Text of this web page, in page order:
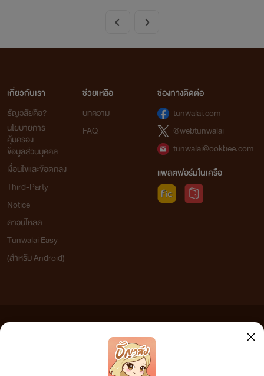
เกี่ยวกับเรา
ธัญวลัยคือ?
นโยบายการ
คุ้มครอง
ข้อมูลส่วนบุคคล
เงื่อนไขและข้อตกลง
Third-Party
Notice
ดาวน์โหลด
Tunwalai Easy
(สำหรับ Android)
ช่วยเหลือ
บทความ
FAQ
ช่องทางติดต่อ
tunwalai.com
@webtunwalai
tunwalai@ookbee.com
แพลตฟอร์มในเครือ
เว็บไซต์แห่งนี้ไม่ได้เห็นด้วยและไม่ขอรับผิดชอบต่อข้อความใดๆ ทั้งสิ้น ดังนั้นผู้อ่านทุกท่านโปรดใช้
วิจารณญาณในการกลั่นกรองด้วยตนเอง และหากท่านพบข้อความใดๆ ที่ขัดต่อกฎหมายและศีลธรรม
กรุณาแจ้งมาที่ tunwalai@ookbee.com เพื่อทีมงานจะได้ดำเนินการในทันที ทั้งนี้ ทางเว็บไซต์ขอสงวน